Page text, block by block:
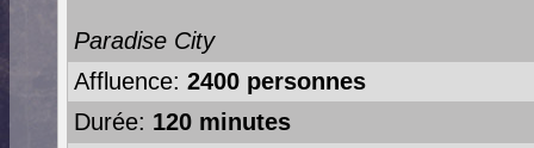
Paradise City
Affluence: 2400 personnes
Durée: 120 minutes